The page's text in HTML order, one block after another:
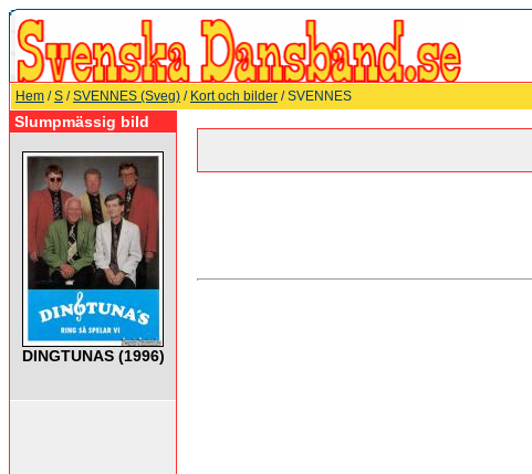
Hem /S /SVENNES (Sveg) / Kort och bilder / SVENNES
Slumpmässig bild
DINGTUNAS (1996)